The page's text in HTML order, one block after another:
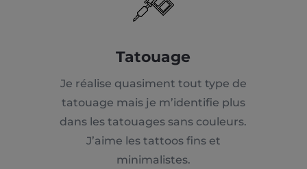
Tatouage
Je réalise quasiment tout type de
tatouage mais je m’identifie plus
dans les tatouages sans couleurs.
J’aime les tattoos fins et
minimalistes.